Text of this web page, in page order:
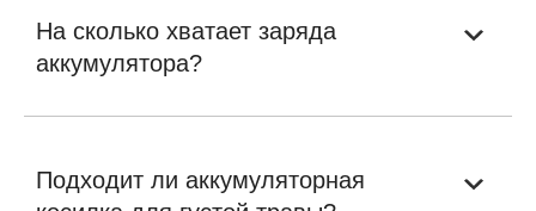
На сколько хватает заряда
аккумулятора?
Подходит ли аккумуляторная